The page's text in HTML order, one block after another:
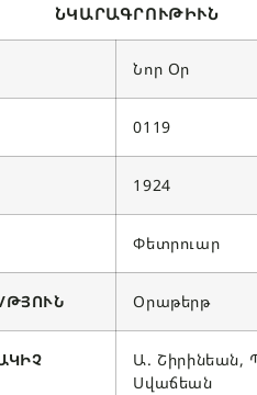
ՆԿԱՐԱԳՐՈՒԹԻՒՆ
Նոր Օր
0119
1924
Փետրուար
Օրաթերթ
Ա. Շիրինեան,
Սվաճեան